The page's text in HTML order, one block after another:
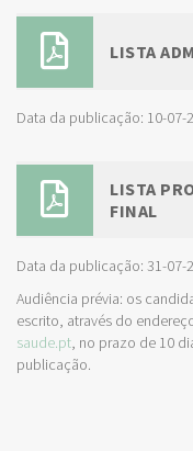
LISTA
Data da publicação: 10-07-
LISTA
FINAL
Data da publicação: 31-07-
Audiência prévia: os
escrito, através do
saude.pt, no prazo de 10
publicação.